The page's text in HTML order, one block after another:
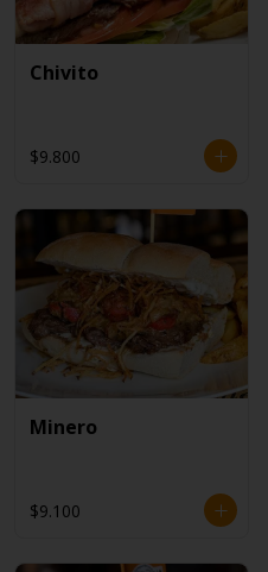
Chivito
$9.800
Minero
$9.100